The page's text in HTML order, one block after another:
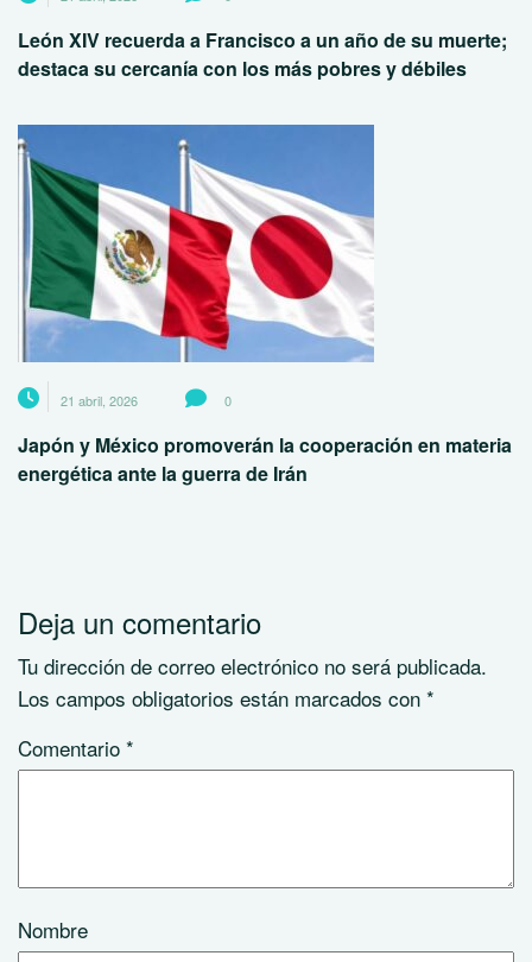
León XIV recuerda a Francisco a un año de su muerte;
destaca su cercanía con los más pobres y débiles
21 abril, 2026 0
Japón y México promoverán la cooperación en materia
energética ante la guerra de Irán
Deja un comentario
Tu dirección de correo electrónico no será publicada.
Los campos obligatorios están marcados con *
Comentario *
Nombre